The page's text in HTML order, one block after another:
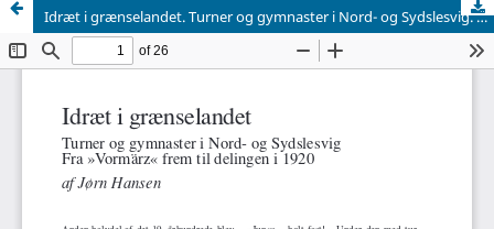
Idræt i grænselandet. Turner og gymnaster i Nord- og Sydslesvig. Fra 'Vormärtz' frem til delingen i 1920